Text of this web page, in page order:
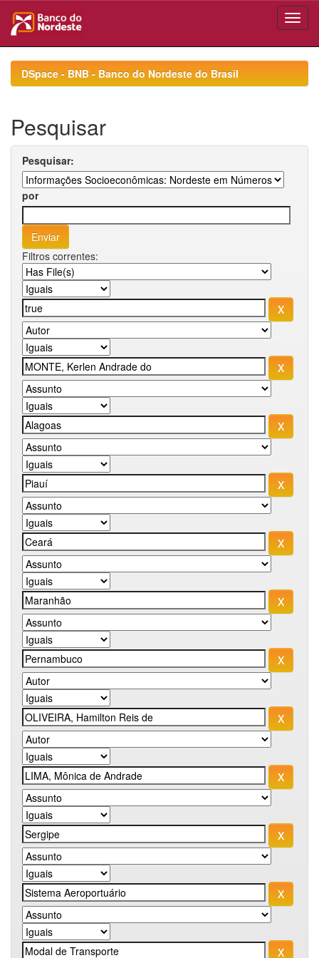
navigationDSpace - BNB - Banco do Nordeste do Brasil
Pesquisar
Pesquisar:
por
Filtros correntes: